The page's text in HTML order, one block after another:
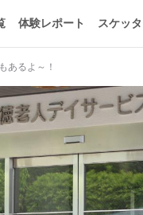
体験レポート スケッ
あるよ～！